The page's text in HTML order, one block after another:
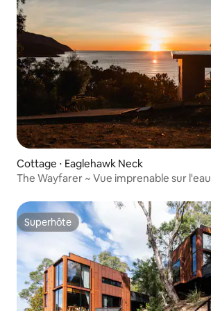
Cottage ⋅ Eaglehawk Neck
The Wayfarer ~ Vue imprenable sur l'eau
Superhôte
Superhôte